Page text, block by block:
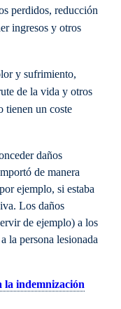
perdidos, reducción
ingresos y otros
y sufrimiento,
de la vida y otros
tienen un coste
daños
de manera
ejemplo, si estaba
Los daños
de ejemplo) a los
la persona lesionada
la indemnización